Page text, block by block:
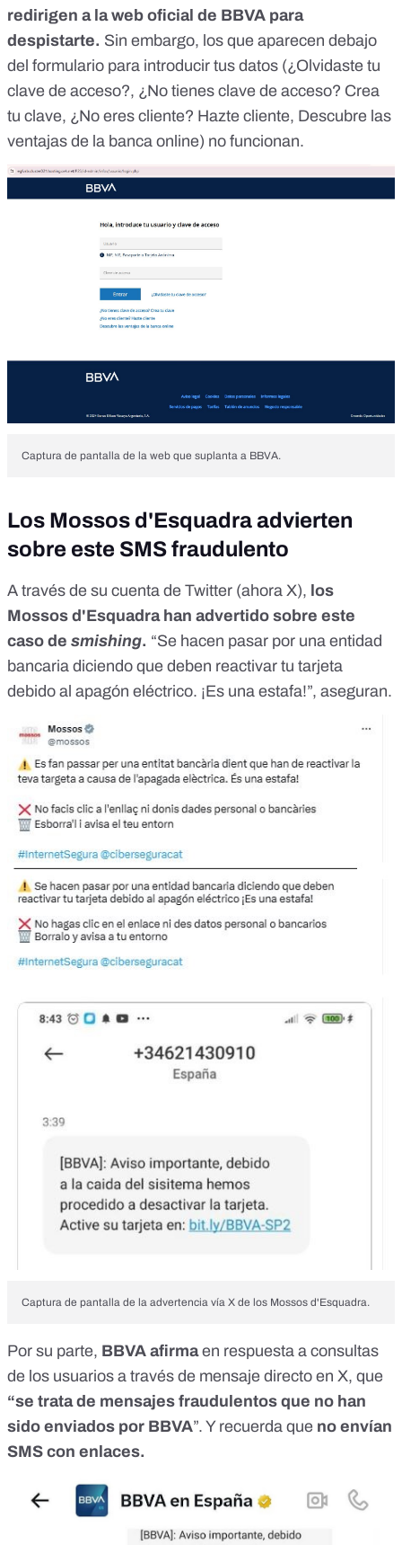
redirigen a la web oficial de BBVA para
despistarte. Sin embargo, los que aparecen debajo
del formulario para introducir tus datos (¿Olvidaste tu
clave de acceso?, ¿No tienes clave de acceso? Crea
tu clave, ¿No eres cliente? Hazte cliente, Descubre las
ventajas de la banca online) no funcionan.
Captura de pantalla de la web que suplanta a BBVA.
Los Mossos d'Esquadra advierten
sobre este SMS fraudulento
A través de su cuenta de Twitter (ahora X), los
Mossos d'Esquadra han advertido sobre este
caso de smishing. “Se hacen pasar por una entidad
bancaria diciendo que deben reactivar tu tarjeta
debido al apagón eléctrico. ¡Es una estafa!”, aseguran.
Captura de pantalla de la advertencia vía X de los Mossos d'Esquadra.
Por su parte, BBVA afirma en respuesta a consultas
de los usuarios a través de mensaje directo en X, que
“se trata de mensajes fraudulentos que no han
sido enviados por BBVA”. Y recuerda que no envían
SMS con enlaces.